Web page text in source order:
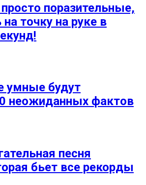
поразительные,
точку на руке в
будут
неожиданных фактов
песня
бьет все рекорды